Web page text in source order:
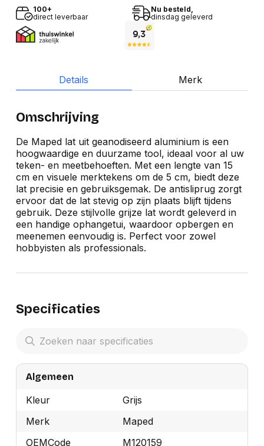
100+
direct leverbaar
Nu besteld,
dinsdag geleverd
Details Merk
Omschrijving
De Maped lat uit geanodiseerd aluminium is een
hoogwaardige en duurzame tool, ideaal voor al uw
teken- en meetbehoeften. Met een lengte van 15
cm en visuele merktekens om de 5 cm, biedt deze
lat precisie en gebruiksgemak. De antisliprug zorgt
ervoor dat de lat stevig op zijn plaats blijft tijdens
gebruik. Deze stijlvolle grijze lat wordt geleverd in
een handige ophangetui, waardoor opbergen en
meenemen eenvoudig is. Perfect voor zowel
hobbyisten als professionals.
Specificaties
Algemeen
Kleur
Grijs
Merk
Maped
OEMCode
M120159